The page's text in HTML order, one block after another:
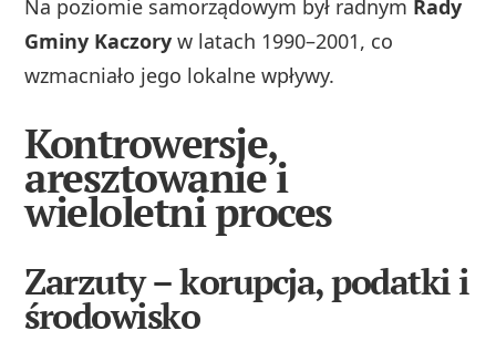
Na poziomie samorządowym był radnym Rady
Gminy Kaczory w latach 1990–2001, co
wzmacniało jego lokalne wpływy.
Kontrowersje,
aresztowanie i
wieloletni proces
Zarzuty – korupcja, podatki i
środowisko